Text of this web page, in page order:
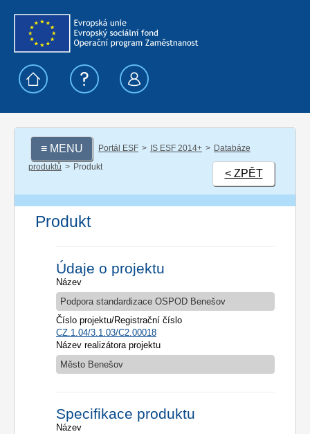
≡ MENU Portál ESF IS ESF 2014+
Databáze
produktů
Produkt
< ZPĚT
Produkt
Údaje o projektu
Název
Podpora standardizace OSPOD Benešov
Číslo projektu/Registrační číslo
CZ.1.04/3.1.03/C2.00018
Název realizátora projektu
Město Benešov
Specifikace produktu
Název